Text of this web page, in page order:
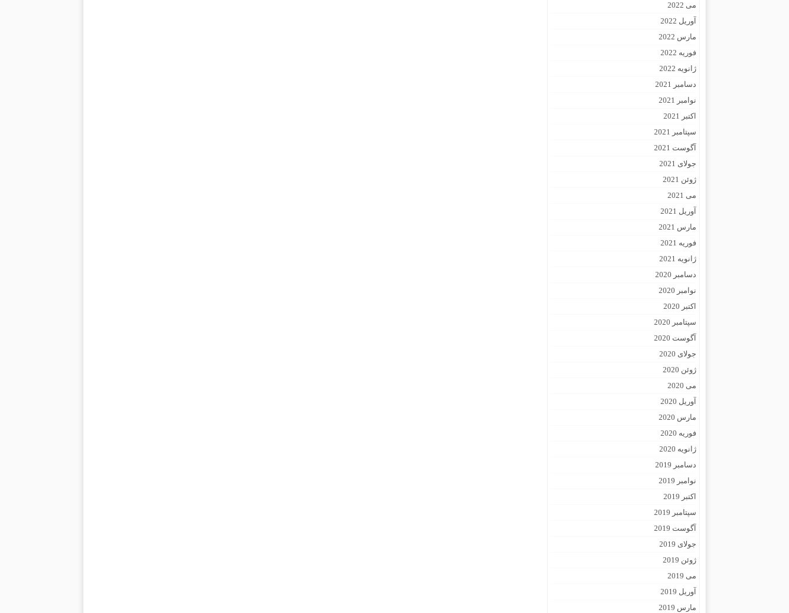
می 2022
آوریل 2022
مارس 2022
فوریه 2022
ژانویه 2022
دسامبر 2021
نوامبر 2021
اکتبر 2021
سپتامبر 2021
آگوست 2021
جولای 2021
ژوئن 2021
می 2021
آوریل 2021
مارس 2021
فوریه 2021
ژانویه 2021
دسامبر 2020
نوامبر 2020
اکتبر 2020
سپتامبر 2020
آگوست 2020
جولای 2020
ژوئن 2020
می 2020
آوریل 2020
مارس 2020
فوریه 2020
ژانویه 2020
دسامبر 2019
نوامبر 2019
اکتبر 2019
سپتامبر 2019
آگوست 2019
جولای 2019
ژوئن 2019
می 2019
آوریل 2019
مارس 2019